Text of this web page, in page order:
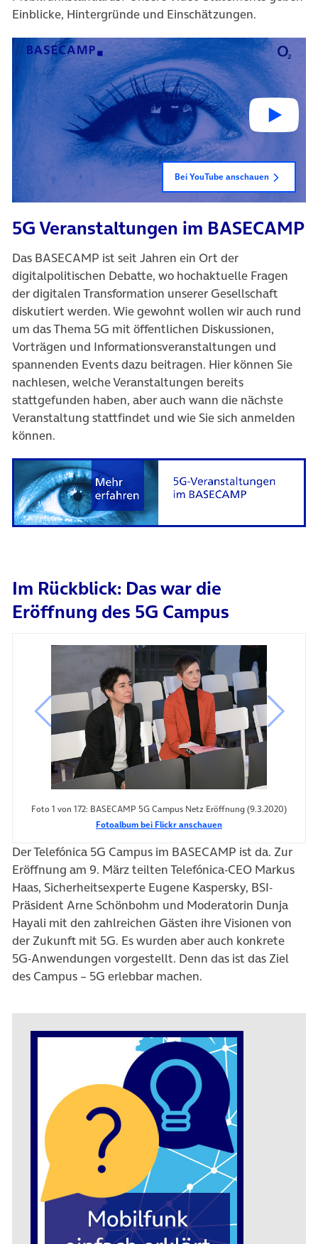
Einblicke, Hintergründe und Einschätzungen.
Bei YouTube anschauen
5G Veranstaltungen im BASECAMP
Das BASECAMP ist seit Jahren ein Ort der
digitalpolitischen Debatte, wo hochaktuelle Fragen
der digitalen Transformation unserer Gesellschaft
diskutiert werden. Wie gewohnt wollen wir auch rund
um das Thema 5G mit öffentlichen Diskussionen,
Vorträgen und Informationsveranstaltungen und
spannenden Events dazu beitragen. Hier können Sie
nachlesen, welche Veranstaltungen bereits
stattgefunden haben, aber auch wann die nächste
Veranstaltung stattfindet und wie Sie sich anmelden
können.
Im Rückblick: Das war die
Eröffnung des 5G Campus
Foto 1 von 172: BASECAMP 5G Campus Netz Eröffnung (9.3.2020)
vorheriges Bild
Fotoalbum bei Flickr anschauen
Der Telefónica 5G Campus im BASECAMP ist da. Zur
Eröffnung am 9. März teilten Telefónica-CEO Markus
Haas, Sicherheitsexperte Eugene Kaspersky, BSI-
Präsident Arne Schönbohm und Moderatorin Dunja
Hayali mit den zahlreichen Gästen ihre Visionen von
der Zukunft mit 5G. Es wurden aber auch konkrete
5G-Anwendungen vorgestellt. Denn das ist das Ziel
des Campus – 5G erlebbar machen.